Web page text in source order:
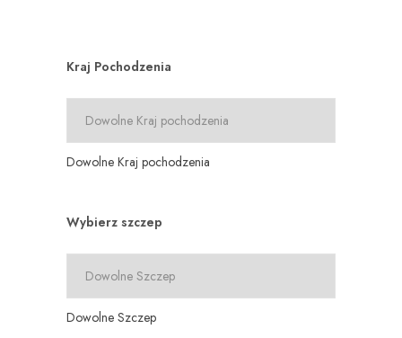
Kraj Pochodzenia
Dowolne Kraj pochodzenia
Wybierz szczep
Dowolne Szczep